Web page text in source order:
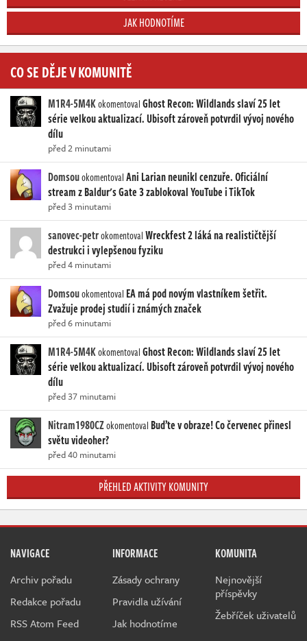
JAK HODNOTÍME
CO SE DĚJE V KOMUNITĚ
M1R4-5M4KokomentovalGhost Recon: Wildlands slaví 25 let
série velkou aktualizací. Ubisoft zároveň potvrdil vývoj nového
dílu
před 2 minutami
DomsouokomentovalAni Larian neunikl cenzuře. Oficiální
stream z Baldur's Gate 3 zablokoval YouTube i TikTok
před 3 minutami
sanovec-petrokomentovalWreckfest 2 láká na realističtější
destrukci i vylepšenou fyziku
před 4 minutami
Domsouokomentoval EA má pod novým vlastníkem šetřit.
Zvažuje prodej studií i známých značek
před 6 minutami
M1R4-5M4KokomentovalGhost Recon: Wildlands slaví 25 let
série velkou aktualizací. Ubisoft zároveň potvrdil vývoj nového
dílu
před 37 minutami
Nitram1980CZokomentoval Buďte v obraze! Co červenec přinesl
světu videoher?
před 40 minutami
PŘEHLED AKTIVITY KOMUNITY
NAVIGACE
Archiv pořadu
Redakce pořadu
RSS Atom Feed
INFORMACE
Zásady ochrany
Pravidla užívání
Jak hodnotíme
KOMUNITA
Nejnovější
příspěvky
Žebříček uživatelů